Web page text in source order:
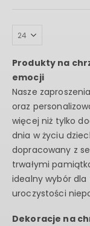
Produkty na
emocji
Nasze
oraz
więcej niż tylko
dnia w życiu
dopracowany z
trwałymi
idealny wybór
uroczystości
Dekoracje na